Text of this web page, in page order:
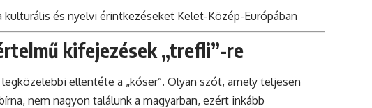
kulturális és nyelvi érintkezéseket Kelet-Közép-Európában
kifejezések „trefli”-re
ellentéte a „kóser”. Olyan szót, amely teljesen
nem nagyon találunk a magyarban, ezért inkább